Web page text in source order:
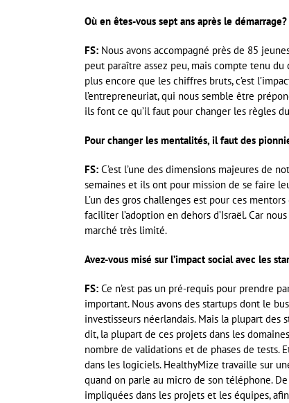
Où en êtes-vous sept ans après le démarrage?
FS: Nous avons accompagné près de 85
peut paraître assez peu, mais compte tenu
plus encore que les chiffres bruts, c’est
l’entrepreneuriat, qui nous semble être
ils font ce qu’il faut pour changer les règles
Pour changer les mentalités, il faut des
FS: C’est l’une des dimensions majeures de
semaines et ils ont pour mission de se faire
L’un des gros challenges est pour ces
faciliter l’adoption en dehors d’Israël. Car
marché très limité.
Avez-vous misé sur l’impact social avec les
FS: Ce n’est pas un pré-requis pour prendre
important. Nous avons des startups dont le
investisseurs néerlandais. Mais la plupart
dit, la plupart de ces projets dans les
nombre de validations et de phases de tests.
dans les logiciels. HealthyMize travaille sur
quand on parle au micro de son téléphone.
impliquées dans les projets et les équipes,